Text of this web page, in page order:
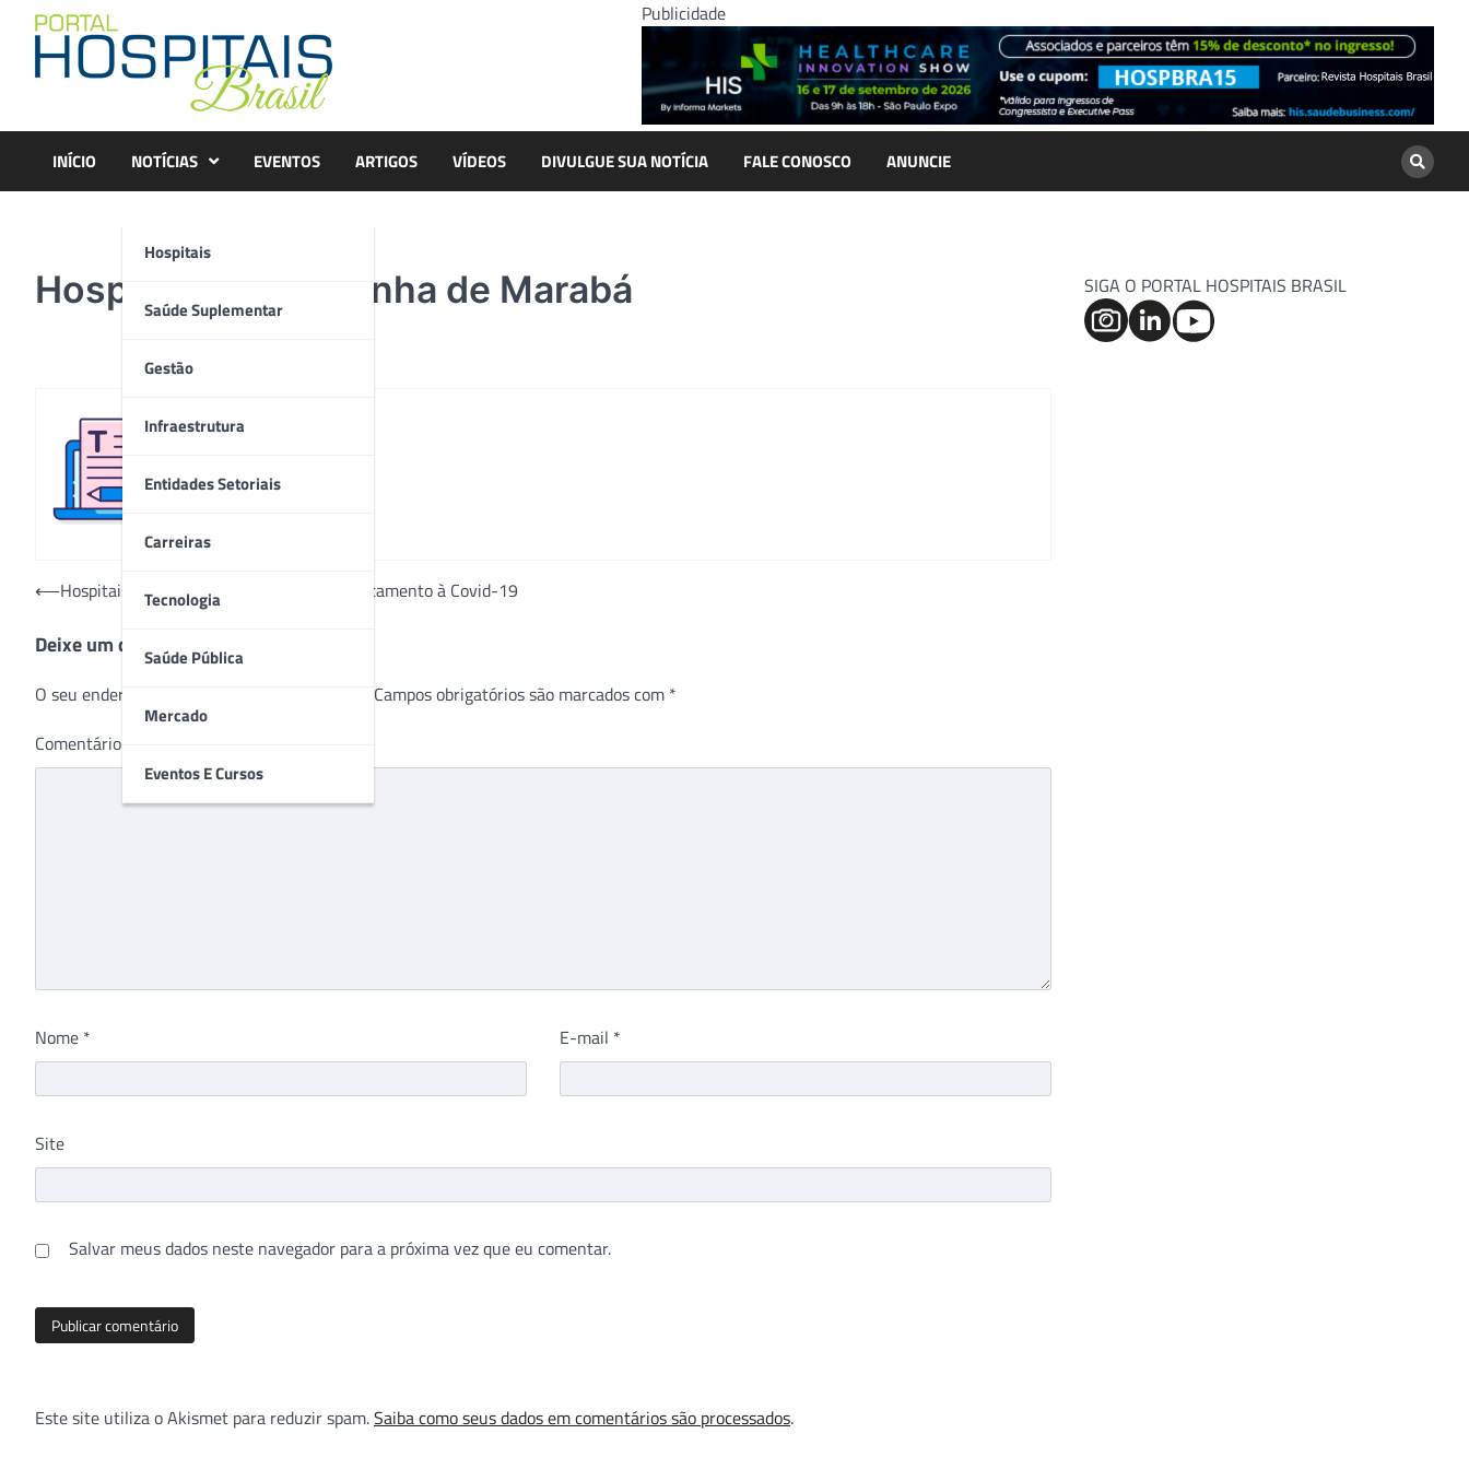
content
Publicidade
INÍCIO NOTÍCIAS
Hospitais
Saúde Suplementar
Gestão
Infraestrutura
Entidades Setoriais
Carreiras
Tecnologia
Saúde Pública
Mercado
Eventos E Cursos
EVENTOS ARTIGOS VÍDEOS DIVULGUE SUA NOTÍCIA FALE CONOSCO ANUNCIE
Hospital de Campanha de Marabá
Navegação
Post
⟵Hospitais de campanha reforçam o enfrentamento à Covid-19
Deixe um comentário
O seu endereço de e-mail não será publicado. Campos obrigatórios são marcados com *
Comentário
Nome * E-mail *
Site
Salvar meus dados neste navegador para a próxima vez que eu comentar.
Este site utiliza o Akismet para reduzir spam.Saiba como seus dados em comentários são processados.
SIGA O PORTAL HOSPITAIS BRASIL